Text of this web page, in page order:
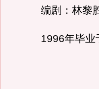
编剧：林黎
1996年毕业于